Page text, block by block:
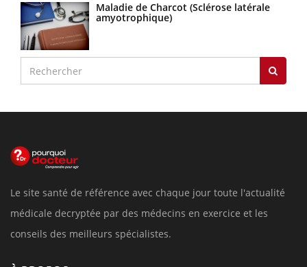
Maladie de Charcot (Sclérose latérale
amyotrophique)
Le site santé de référence avec chaque jour toute l'actualité
médicale decryptée par des médecins en exercice et les
conseils des meilleurs spécialistes.